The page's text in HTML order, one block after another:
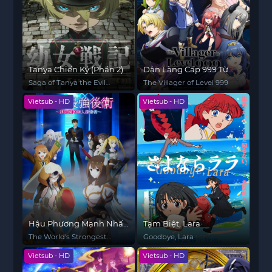
Tanya Chiến Ký (Phần 2)
Saga of Tanya the Evil
(Season 2)
Dân Làng Cấp 999 Từ
Làng Quê
The Villager of Level 999
Vietsub - HD
Hậu Phương Mạnh Nhất
Thế Giới - Nhà Khai Phá
Tân Binh Của Vương
Quốc Mê Cung
The World's Strongest
Rearguard
Vietsub - HD
Tạm Biệt, Lara
Goodbye, Lara
Vietsub - HD Vietsub - HD